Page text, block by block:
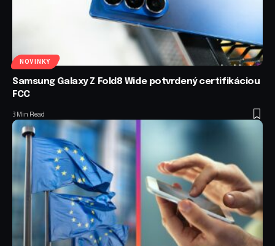
NOVINKY
Samsung Galaxy Z Fold8 Wide potvrdený certifikáciou
FCC
3 Min Read